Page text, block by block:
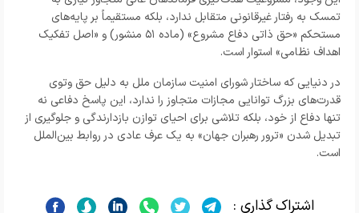
تمسک به رفتار غیرقانونی متقابل ندارد، بلکه مستقیماً بر پایه‌های
مستحکم «حق ذاتی دفاع مشروع» (ماده ۵۱ منشور) و «اصل تفکیک
اهداف نظامی» استوار است.
در دنیایی که ساختار شورای امنیت سازمان ملل به دلیل حق وتوی
قدرت‌های بزرگ توانایی مجازات متجاوز را ندارد، این پاسخ دفاعی نه
تنها دفاع از خود، بلکه تلاشی برای احیای توازن بازدارندگی و جلوگیری از
تبدیل شدن «ترور رهبران جهان» به یک عرف عادی در روابط بین‌الملل
است.
اشتراک گذاری :